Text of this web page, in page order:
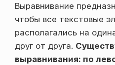
Выравнивание
чтобы все текстовые
располагались на
друг от друга.
выравнивания: по